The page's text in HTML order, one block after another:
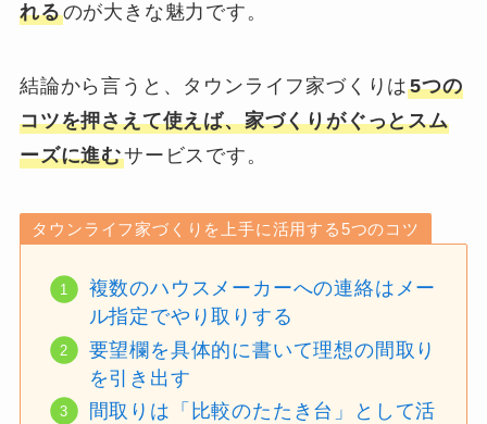
れるのが大きな魅力です。
結論から言うと、タウンライフ家づくりは5つの
コツを押さえて使えば、家づくりがぐっとスム
ーズに進むサービスです。
タウンライフ家づくりを上手に活用する5つのコツ
複数のハウスメーカーへの連絡はメー
ル指定でやり取りする
要望欄を具体的に書いて理想の間取り
を引き出す
間取りは「比較のたたき台」として活